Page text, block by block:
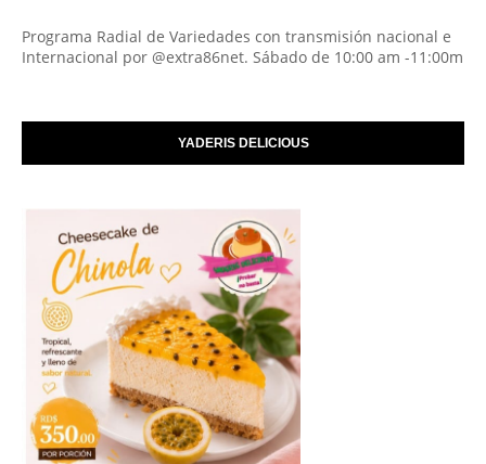
Programa Radial de Variedades con transmisión nacional e
Internacional por @extra86net. Sábado de 10:00 am -11:00m
YADERIS DELICIOUS